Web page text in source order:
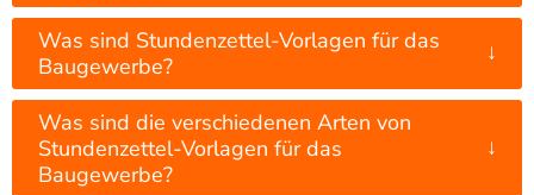
Was sind Stundenzettel-Vorlagen für das
Baugewerbe?
↓
Was sind die verschiedenen Arten von
Stundenzettel-Vorlagen für das
Baugewerbe?
↓